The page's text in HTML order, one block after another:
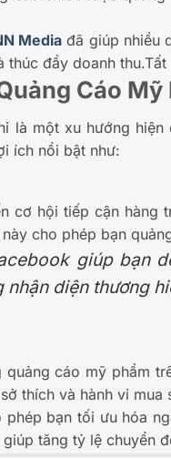
Media đã giúp nhiều
thúc đẩy doanh
Cáo
là một xu hướng
ích nổi bật như:
cơ hội tiếp cận
cho phép bạn
giúp bạn
diện thương
cáo mỹ phẩm
thích và hành vi mua
bạn tối ưu hóa
tăng tỷ lệ chuyển